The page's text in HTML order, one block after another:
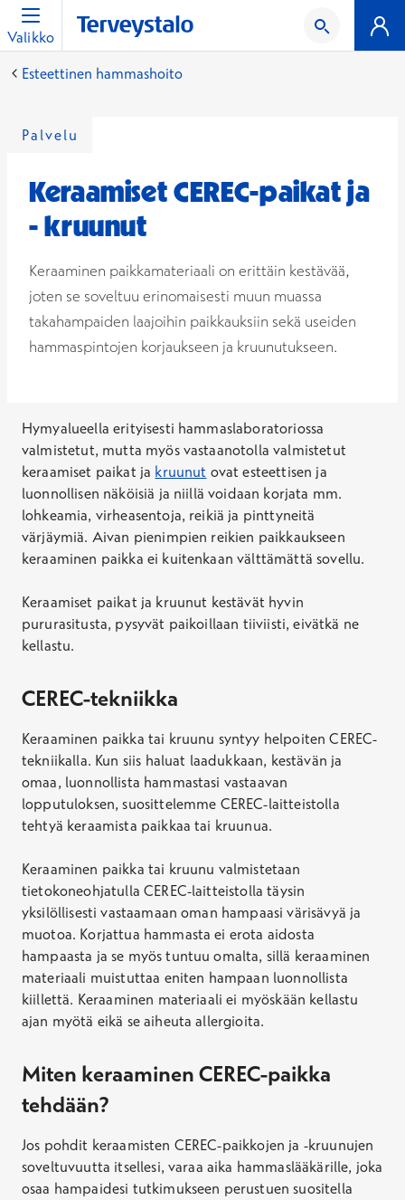
Valikko
Esteettinen hammashoito
Palvelu
Keraamiset CEREC-paikat ja
- kruunut
Keraaminen paikkamateriaali on erittäin kestävää,
joten se soveltuu erinomaisesti muun muassa
takahampaiden laajoihin paikkauksiin sekä useiden
hammaspintojen korjaukseen ja kruunutukseen.
Hymyalueella erityisesti hammaslaboratoriossa
valmistetut, mutta myös vastaanotolla valmistetut
keraamiset paikat ja kruunut ovat esteettisen ja
luonnollisen näköisiä ja niillä voidaan korjata mm.
lohkeamia, virheasentoja, reikiä ja pinttyneitä
värjäymiä. Aivan pienimpien reikien paikkaukseen
keraaminen paikka ei kuitenkaan välttämättä sovellu.
Keraamiset paikat ja kruunut kestävät hyvin
pururasitusta, pysyvät paikoillaan tiiviisti, eivätkä ne
kellastu.
CEREC-tekniikka
Keraaminen paikka tai kruunu syntyy helpoiten CEREC-
tekniikalla. Kun siis haluat laadukkaan, kestävän ja
omaa, luonnollista hammastasi vastaavan
lopputuloksen, suosittelemme CEREC-laitteistolla
tehtyä keraamista paikkaa tai kruunua.
Keraaminen paikka tai kruunu valmistetaan
tietokoneohjatulla CEREC-laitteistolla täysin
yksilöllisesti vastaamaan oman hampaasi värisävyä ja
muotoa. Korjattua hammasta ei erota aidosta
hampaasta ja se myös tuntuu omalta, sillä keraaminen
materiaali muistuttaa eniten hampaan luonnollista
kiillettä. Keraaminen materiaali ei myöskään kellastu
ajan myötä eikä se aiheuta allergioita.
Miten keraaminen CEREC-paikka
tehdään?
Jos pohdit keraamisten CEREC-paikkojen ja -kruunujen
soveltuvuutta itsellesi, varaa aika hammaslääkärille, joka
osaa hampaidesi tutkimukseen perustuen suositella